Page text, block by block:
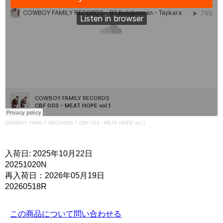
COWBOY FAMILY RECORDS ? CBF 003 - MEAT HOPE vol.1
入荷日: 2025年10月22日
20251020N
再入荷日：2026年05月19日
20260518R
この商品について問い合わせる